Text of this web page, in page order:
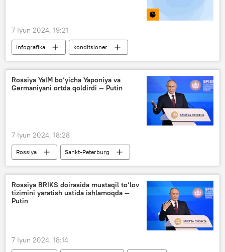
7 Iyun 2024, 19:21
Infografika
konditsioner
elektr energiyasi
Multimedia
Rossiya YaIM bo‘yicha Yaponiya va
Germaniyani ortda qoldirdi — Putin
7 Iyun 2024, 18:28
Rossiya
Sankt-Peterburg
Vladimir Putin
YaIM
Iqtisod
Peterburg xalqaro iqtisodiy forumi
Rossiya BRIKS doirasida mustaqil to‘lov
tizimini yaratish ustida ishlamoqda —
Putin
7 Iyun 2024, 18:14